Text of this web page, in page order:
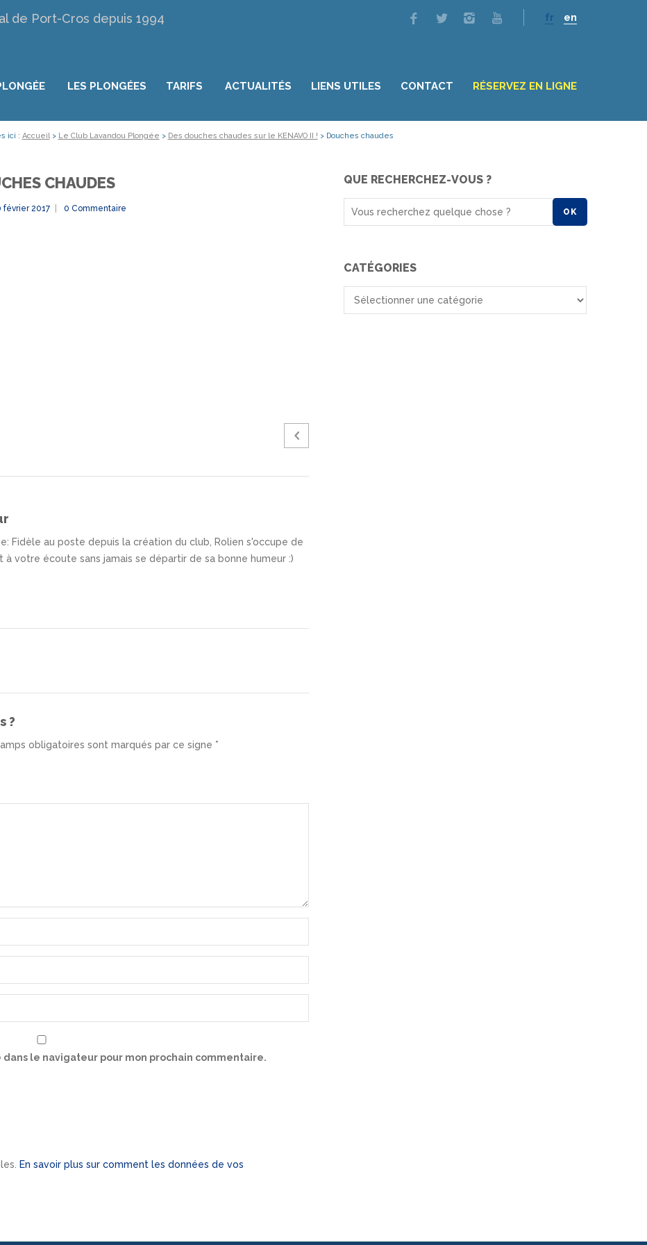
de Port-Cros depuis 1994
fr en
LES PLONGÉES TARIFS ACTUALITÉS LIENS UTILES CONTACT RÉSERVEZ EN LIGNE
ici : Accueil> Le Club Lavandou Plongée > Des douches chaudes sur le KENAVO II ! > Douches chaudes
CHAUDES
février 2017 0 Commentaire
: Fidèle au poste depuis la création du club, Rolien s'occupe de
votre écoute sans jamais se départir de sa bonne humeur :)
?
obligatoires sont marqués par ce signe *
le navigateur pour mon prochain commentaire.
En savoir plus sur comment les données de vos
QUE RECHERCHEZ-VOUS ?
OK
CATÉGORIES